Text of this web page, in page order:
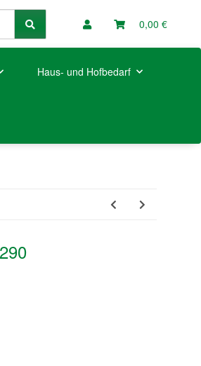
0,00 €
Haus- und Hofbedarf